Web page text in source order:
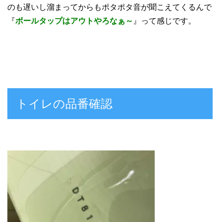
のも遅いし溜まってからもポタポタ音が聞こえてくるんで
『ボールタップはアウトやろなぁ～ 』って感じです。
トイレの品番確認